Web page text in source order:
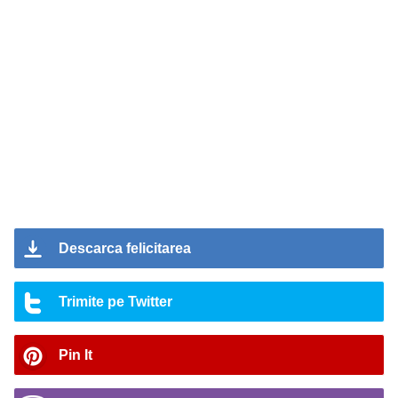
Descarca felicitarea
Trimite pe Twitter
Pin It